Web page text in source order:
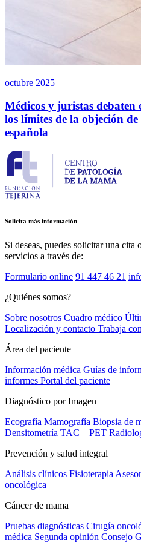
octubre 2025
Médicos y juristas
los límites de la objeción
española
Solicita más información
Si deseas, puedes solicitar una
servicios a través de:
Formulario online 91 447 46 21
¿Quiénes somos?
Sobre nosotros Cuadro médico
Localización y contacto Trabaja
Área del paciente
Información médica Guías de
informes Portal del paciente
Diagnóstico por Imagen
Ecografía Mamografía Biopsia de
Densitometría TAC – PET
Prevención y salud integral
Análisis clínicos Fisioterapia
oncológica
Cáncer de mama
Pruebas diagnósticas Cirugía
médica Segunda opinión Consejo